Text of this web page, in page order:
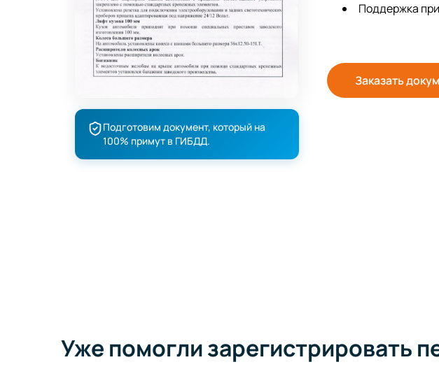
Подготовим документ, который на
100% примут в ГИБДД.
Поддержка
Заказать
Уже помогли зарегистрировать